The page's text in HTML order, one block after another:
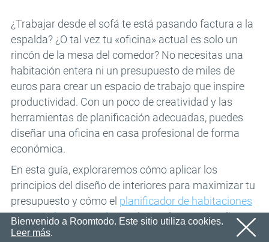
ACEPTAR
Registro Recordar contraseña
ACEPTAR
¿Trabajar desde el sofá te está pasando factura a la
espalda? ¿O tal vez tu «oficina» actual es solo un
rincón de la mesa del comedor? No necesitas una
habitación entera ni un presupuesto de miles de
euros para crear un espacio de trabajo que inspire
productividad. Con un poco de creatividad y las
herramientas de planificación adecuadas, puedes
diseñar una oficina en casa profesional de forma
económica.
En esta guía, exploraremos cómo aplicar los
principios del diseño de interiores para maximizar tu
presupuesto y cómo el planificador de habitaciones
gratuito de Roomtodopuede ayudarte a visualizar tu
espacio antes de gastar un solo céntimo.
Bienvenido a Roomtodo. Este sitio utiliza cookies.
Leer más.